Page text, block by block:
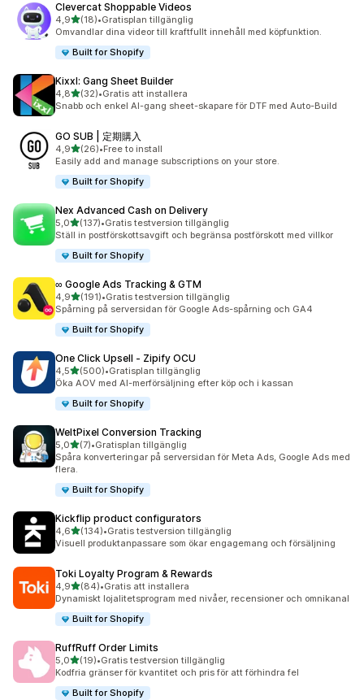
Clevercat Shoppable Videos
4,9av 5 stjärnor
(18)
18 recensioner totalt
•Gratisplan tillgänglig
Omvandlar dina videor till kraftfullt innehåll med köpfunktion.
Built for Shopify
Kixxl: Gang Sheet Builder
4,8av 5 stjärnor
(32)
32 recensioner totalt
•Gratis att installera
Snabb och enkel AI-gang sheet-skapare för DTF med Auto-Build
GO SUB | 定期購入
4,9av 5 stjärnor
(26)
26 recensioner totalt
•Free to install
Easily add and manage subscriptions on your store.
Built for Shopify
Nex Advanced Cash on Delivery
5,0av 5 stjärnor
(137)
137 recensioner totalt
•Gratis testversion tillgänglig
Ställ in postförskottsavgift och begränsa postförskott med villkor
Built for Shopify
∞ Google Ads Tracking & GTM
4,9av 5 stjärnor
(191)
191 recensioner totalt
•Gratis testversion tillgänglig
Spårning på serversidan för Google Ads-spårning och GA4
Built for Shopify
One Click Upsell ‑ Zipify OCU
4,5av 5 stjärnor
(500)
500 recensioner totalt
•Gratisplan tillgänglig
Öka AOV med AI-merförsäljning efter köp och i kassan
Built for Shopify
WeltPixel Conversion Tracking
5,0av 5 stjärnor
(7)
7 recensioner totalt
•Gratisplan tillgänglig
Spåra konverteringar på serversidan för Meta Ads, Google Ads med
flera.
Built for Shopify
Kickflip product configurators
4,6av 5 stjärnor
(134)
134 recensioner totalt
•Gratis testversion tillgänglig
Visuell produktanpassare som ökar engagemang och försäljning
Toki Loyalty Program & Rewards
4,9av 5 stjärnor
(84)
84 recensioner totalt
•Gratis att installera
Dynamiskt lojalitetsprogram med nivåer, recensioner och omnikanal
Built for Shopify
RuffRuff Order Limits
5,0av 5 stjärnor
(19)
19 recensioner totalt
•Gratis testversion tillgänglig
Kodfria gränser för kvantitet och pris för att förhindra fel
Built for Shopify